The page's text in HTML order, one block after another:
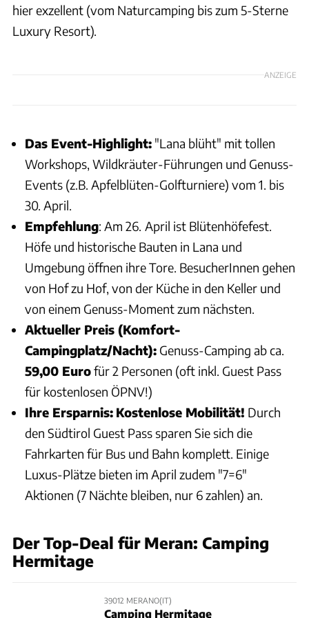
hier exzellent (vom Naturcamping bis zum 5-Sterne
Luxury Resort).
ANZEIGE
Das Event-Highlight: "Lana blüht" mit tollen
Workshops, Wildkräuter-Führungen und Genuss-
Events (z.B. Apfelblüten-Golfturniere) vom 1. bis
30. April.
Empfehlung: Am 26. April ist Blütenhöfefest.
Höfe und historische Bauten in Lana und
Umgebung öffnen ihre Tore. BesucherInnen gehen
von Hof zu Hof, von der Küche in den Keller und
von einem Genuss-Moment zum nächsten.
Aktueller Preis (Komfort-
Campingplatz/Nacht): Genuss-Camping ab ca.
59,00 Eurofür 2 Personen (oft inkl. Guest Pass
für kostenlosen ÖPNV!)
Ihre Ersparnis: Kostenlose Mobilität! Durch
den Südtirol Guest Pass sparen Sie sich die
Fahrkarten für Bus und Bahn komplett. Einige
Luxus-Plätze bieten im April zudem "7=6"
Aktionen (7 Nächte bleiben, nur 6 zahlen) an.
Der Top-Deal für Meran: Camping
Hermitage
39012 MERANO(IT)
Camping Hermitage